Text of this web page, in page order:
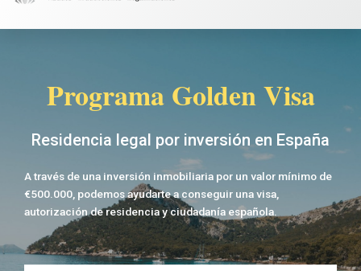
Programa Golden Visa
Residencia legal por inversión en España
A través de una inversión inmobiliaria por un valor mínimo de
€500.000, podemos ayudarte a conseguir una visa,
autorización de residencia y ciudadanía española.